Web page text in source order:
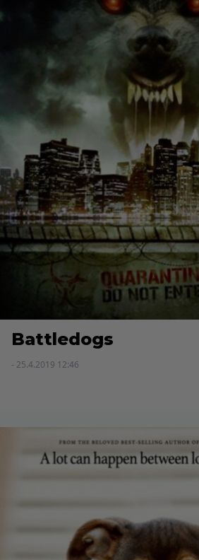
Battledogs
- 25.4.2019 12:46